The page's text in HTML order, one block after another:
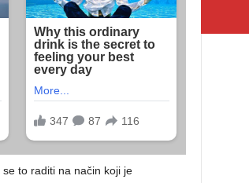
to raditi na način koji je